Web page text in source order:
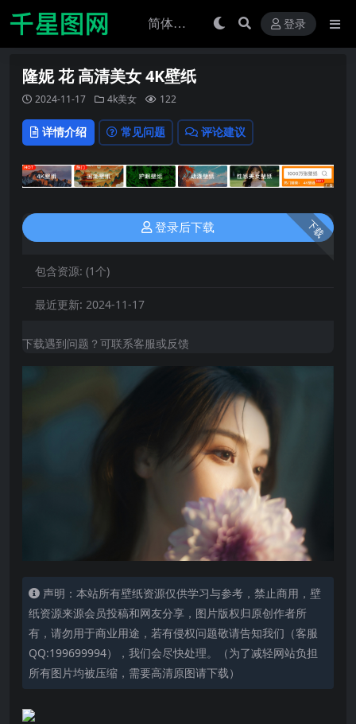
登录
隆妮 花 高清美女 4K壁纸
2024-11-17 4k美女 122
详情介绍 常见问题 评论建议
下载
登录后下载
包含资源: (1个)
最近更新: 2024-11-17
下载遇到问题？可联系客服或反馈
声明：本站所有壁纸资源仅供学习与参考，禁止商用，壁
纸资源来源会员投稿和网友分享，图片版权归原创作者所
有，请勿用于商业用途，若有侵权问题敬请告知我们（客服
QQ:199699994），我们会尽快处理。（为了减轻网站负担
所有图片均被压缩，需要高清原图请下载）